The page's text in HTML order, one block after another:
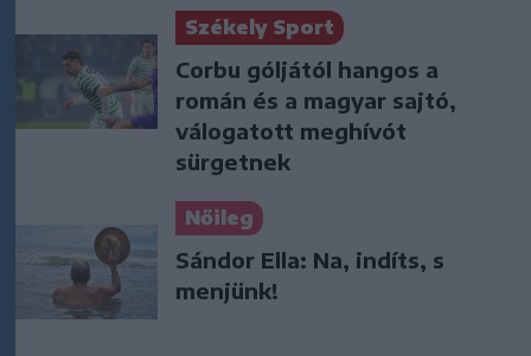
Székely Sport
Corbu góljától hangos a
román és a magyar sajtó,
válogatott meghívót
sürgetnek
Nőileg
Sándor Ella: Na, indíts, s
menjünk!